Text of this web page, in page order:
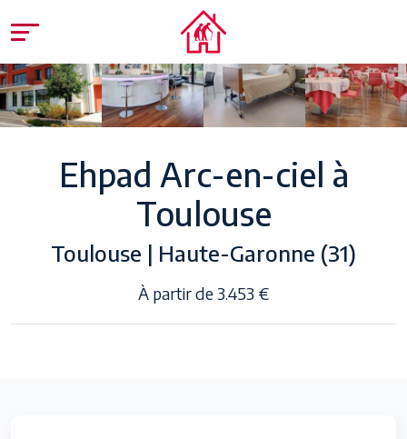
Ehpad Arc-en-ciel à
Toulouse
Toulouse | Haute-Garonne (31)
À partir de 3.453 €